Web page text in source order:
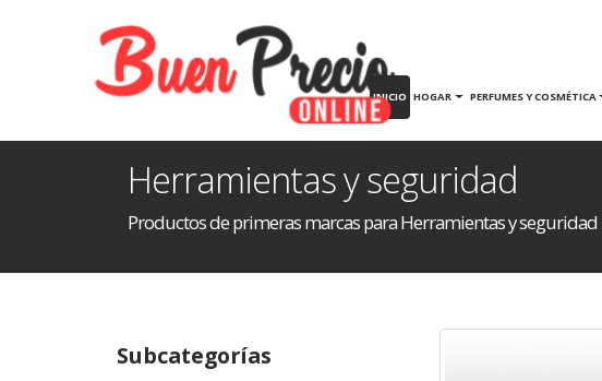
INICIO HOGAR PERFUMES Y COSMÉTICA
Herramientas y seguridad
Productos de primeras marcas para Herramientas y seguridad
Subcategorías